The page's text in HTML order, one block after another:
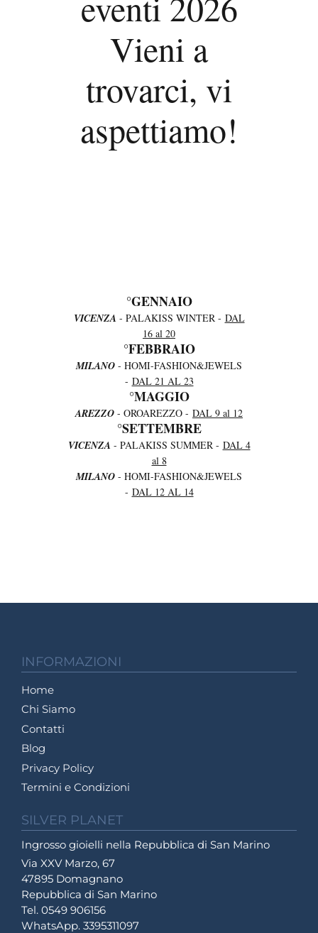
Vieni a
trovarci, vi
aspettiamo!
°GENNAIO
VICENZA- PALAKISS WINTER - DAL
16 al 20
°FEBBRAIO
MILANO - HOMI-FASHION&JEWELS
- DAL 21 AL 23
°MAGGIO
AREZZO - OROAREZZO - DAL 9 al 12
°SETTEMBRE
VICENZA- PALAKISS SUMMER - DAL 4
al 8
MILANO - HOMI-FASHION&JEWELS
- DAL 12 AL 14
INFORMAZIONI
Home
Chi Siamo
Contatti
Blog
Privacy Policy
Termini e Condizioni
SILVER PLANET
Ingrosso gioielli nella Repubblica di San Marino
Via XXV Marzo, 67
47895 Domagnano
Repubblica di San Marino
Tel. 0549 906156
WhatsApp. 3395311097